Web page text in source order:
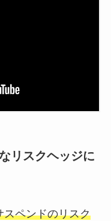
リスクヘッジに
スペンドのリスク